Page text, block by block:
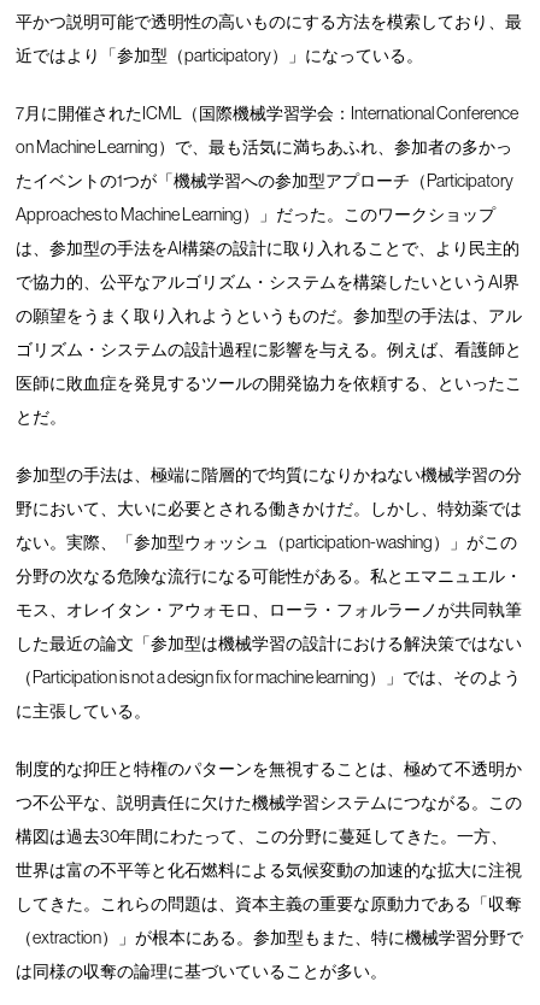
平かつ説明可能で透明性の高いものにする方法を模索しており、最
近ではより「参加型（participatory）」になっている。
7月に開催されたICML（国際機械学習学会：International Conference
on Machine Learning）で、最も活気に満ちあふれ、参加者の多かっ
たイベントの1つが「機械学習への参加型アプローチ（Participatory
Approaches to Machine Learning）」だった。このワークショップ
は、参加型の手法をAI構築の設計に取り入れることで、より民主的
で協力的、公平なアルゴリズム・システムを構築したいというAI界
の願望をうまく取り入れようというものだ。参加型の手法は、アル
ゴリズム・システムの設計過程に影響を与える。例えば、看護師と
医師に敗血症を発見するツールの開発協力を依頼する、といったこ
とだ。
参加型の手法は、極端に階層的で均質になりかねない機械学習の分
野において、大いに必要とされる働きかけだ。しかし、特効薬では
ない。実際、「参加型ウォッシュ（participation-washing）」がこの
分野の次なる危険な流行になる可能性がある。私とエマニュエル・
モス、オレイタン・アウォモロ、ローラ・フォルラーノが共同執筆
した最近の論文「参加型は機械学習の設計における解決策ではない
（Participation is not a design fix for machine learning）」では、そのよう
に主張している。
制度的な抑圧と特権のパターンを無視することは、極めて不透明か
つ不公平な、説明責任に欠けた機械学習システムにつながる。この
構図は過去30年間にわたって、この分野に蔓延してきた。一方、
世界は富の不平等と化石燃料による気候変動の加速的な拡大に注視
してきた。これらの問題は、資本主義の重要な原動力である「収奪
（extraction）」が根本にある。参加型もまた、特に機械学習分野で
は同様の収奪の論理に基づいていることが多い。